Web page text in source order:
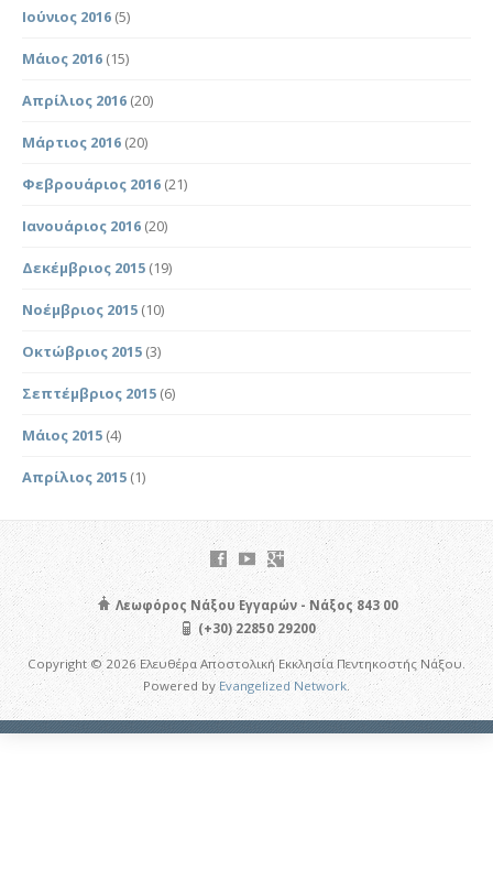
Ιούνιος 2016 (5)
Μάιος 2016 (15)
Απρίλιος 2016 (20)
Μάρτιος 2016 (20)
Φεβρουάριος 2016 (21)
Ιανουάριος 2016 (20)
Δεκέμβριος 2015 (19)
Νοέμβριος 2015 (10)
Οκτώβριος 2015 (3)
Σεπτέμβριος 2015 (6)
Μάιος 2015 (4)
Απρίλιος 2015 (1)
Λεωφόρος Νάξου Εγγαρών - Νάξος 843 00
(+30) 22850 29200
Copyright © 2026 Ελευθέρα Αποστολική Εκκλησία Πεντηκοστής Νάξου.
Powered byEvangelized Network.